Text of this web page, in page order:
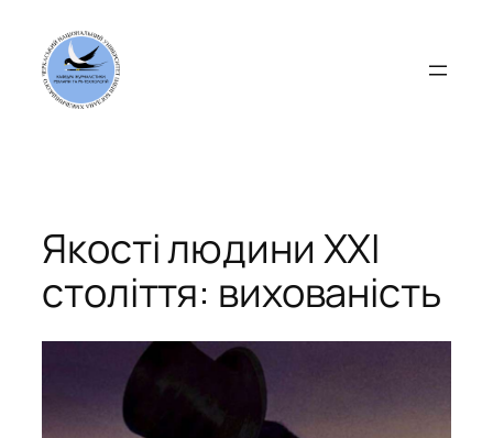
вмісту
Якості людини XXI
століття: вихованість